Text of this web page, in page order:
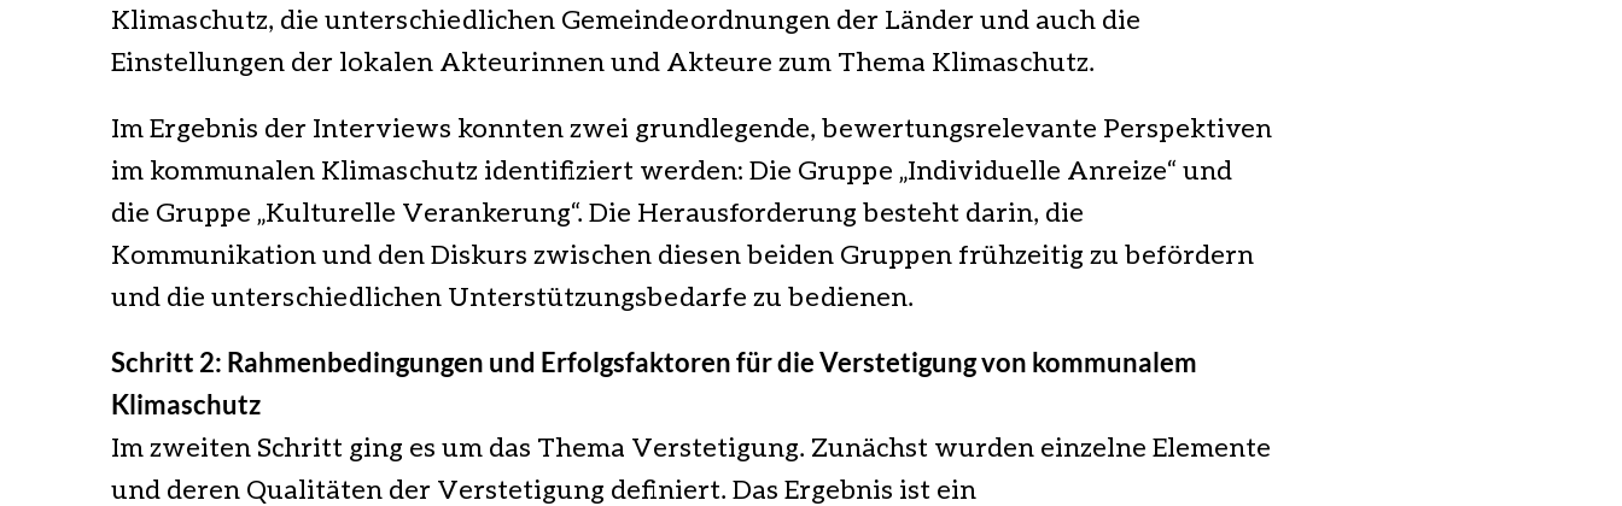
Klimaschutz, die unterschiedlichen Gemeindeordnungen der Länder und auch die
Einstellungen der lokalen Akteurinnen und Akteure zum Thema Klimaschutz.
Im Ergebnis der Interviews konnten zwei grundlegende, bewertungsrelevante Perspektiven
im kommunalen Klimaschutz identifiziert werden: Die Gruppe „Individuelle Anreize“ und
die Gruppe „Kulturelle Verankerung“. Die Herausforderung besteht darin, die
Kommunikation und den Diskurs zwischen diesen beiden Gruppen frühzeitig zu befördern
und die unterschiedlichen Unterstützungsbedarfe zu bedienen.
Schritt 2: Rahmenbedingungen und Erfolgsfaktoren für die Verstetigung von kommunalem
Klimaschutz
Im zweiten Schritt ging es um das Thema Verstetigung. Zunächst wurden einzelne Elemente
und deren Qualitäten der Verstetigung definiert. Das Ergebnis ist ein